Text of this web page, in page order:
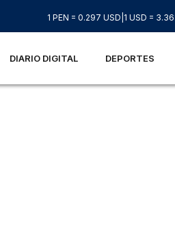
1 PEN = 0.297 USD 1 USD =
DIARIO DIGITAL DEPORTES